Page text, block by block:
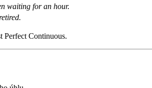
waiting for an hour.
Perfect Continuous.